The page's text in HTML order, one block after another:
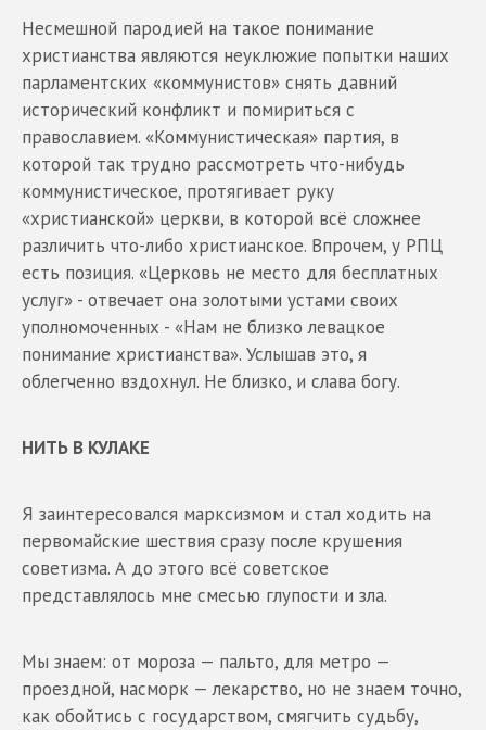
Несмешной пародией на такое понимание
христианства являются неуклюжие попытки наших
парламентских «коммунистов» снять давний
исторический конфликт и помириться с
православием. «Коммунистическая» партия, в
которой так трудно рассмотреть что-нибудь
коммунистическое, протягивает руку
«христианской» церкви, в которой всё сложнее
различить что-либо христианское. Впрочем, у РПЦ
есть позиция. «Церковь не место для бесплатных
услуг» - отвечает она золотыми устами своих
уполномоченных - «Нам не близко левацкое
понимание христианства». Услышав это, я
облегченно вздохнул. Не близко, и слава богу.
НИТЬ В КУЛАКЕ
Я заинтересовался марксизмом и стал ходить на
первомайские шествия сразу после крушения
советизма. А до этого всё советское
представлялось мне смесью глупости и зла.
Мы знаем: от мороза — пальто, для метро —
проездной, насморк — лекарство, но не знаем точно,
как обойтись с государством, смягчить судьбу,